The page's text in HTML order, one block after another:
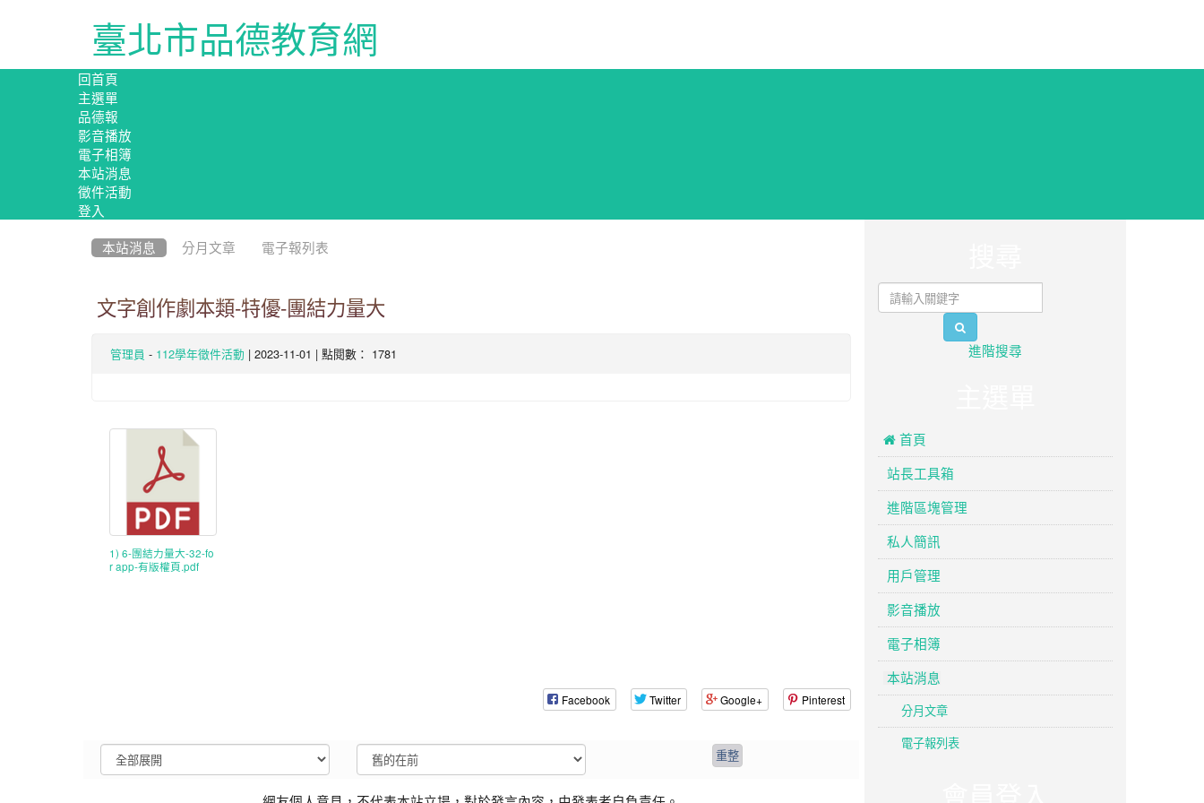
臺北市品德教育網
回首頁
主選單
品德報
影音播放
電子相簿
本站消息
徵件活動
登入
本站消息 分月文章 電子報列表
文字創作劇本類-特優-團結力量大
管理員 - 112學年徵件活動 | 2023-11-01 | 點閱數： 1781
1) 6-團結力量大-32-fo
r app-有版權頁.pdf
Facebook Twitter Google+ Pinterest
進階搜尋
 首頁
站長工具箱
進階區塊管理
私人簡訊
用戶管理
影音播放
電子相簿
本站消息
分月文章
電子報列表